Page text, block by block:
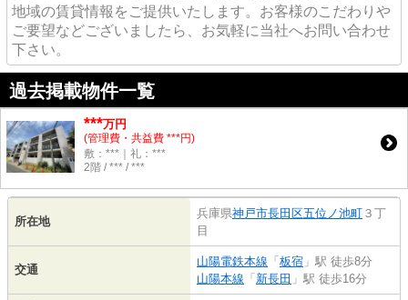
地域の賃貸情報をご提供いたします。お客様のこだわりや
ご要望などございましたら、お気軽に当社へお問い合わせ
下さい。
過去掲載物件一覧
***万円
(管理費・共益費 ***円)
敷：***｜礼：***
2階 / *** / ***
所在地
兵庫県神戸市長田区五位ノ池町 ３丁
目
交通
山陽電鉄本線 「 板宿 」駅 徒歩8分
山陽本線 「 新長田 」駅 徒歩16分